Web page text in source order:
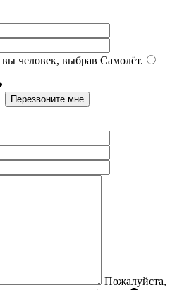
человек, выбрав Самолёт.
Пожалуйста,